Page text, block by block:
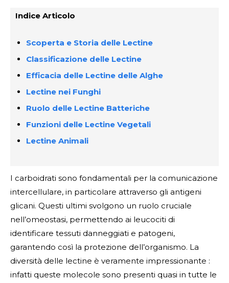
Indice Articolo
Scoperta e Storia delle Lectine
Classificazione delle Lectine
Efficacia delle Lectine delle Alghe
Lectine nei Funghi
Ruolo delle Lectine Batteriche
Funzioni delle Lectine Vegetali
Lectine Animali
I carboidrati sono fondamentali per la comunicazione
intercellulare, in particolare attraverso gli antigeni
glicani. Questi ultimi svolgono un ruolo cruciale
nell’omeostasi, permettendo ai leucociti di
identificare tessuti danneggiati e patogeni,
garantendo così la protezione dell’organismo. La
diversità delle lectine è veramente impressionante :
infatti queste molecole sono presenti quasi in tutte le